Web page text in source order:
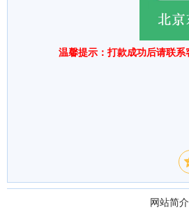
温馨提示：打款成功后请联
网站简介